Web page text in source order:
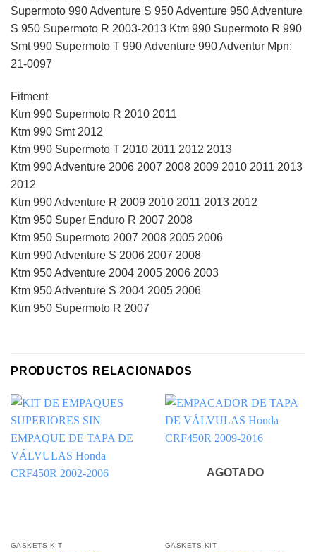
Supermoto 990 Adventure S 950 Adventure 950 Adventure
S 950 Supermoto R 2003-2013 Ktm 990 Supermoto R 990
Smt 990 Supermoto T 990 Adventure 990 Adventur Mpn:
21-0097
Fitment
Ktm 990 Supermoto R 2010 2011
Ktm 990 Smt 2012
Ktm 990 Supermoto T 2010 2011 2012 2013
Ktm 990 Adventure 2006 2007 2008 2009 2010 2011 2013
2012
Ktm 990 Adventure R 2009 2010 2011 2013 2012
Ktm 950 Super Enduro R 2007 2008
Ktm 950 Supermoto 2007 2008 2005 2006
Ktm 990 Adventure S 2006 2007 2008
Ktm 950 Adventure 2004 2005 2006 2003
Ktm 950 Adventure S 2004 2005 2006
Ktm 950 Supermoto R 2007
PRODUCTOS RELACIONADOS
GASKETS KIT
AGOTADO
GASKETS KIT